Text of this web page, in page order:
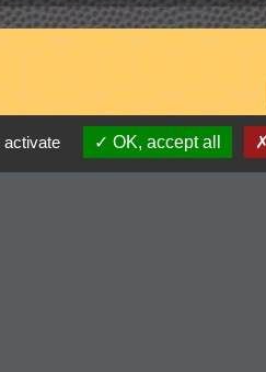
activate OK, accept all